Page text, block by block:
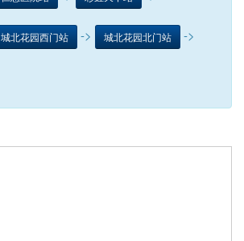
城北花园西门站 -> 城北花园北门站 ->